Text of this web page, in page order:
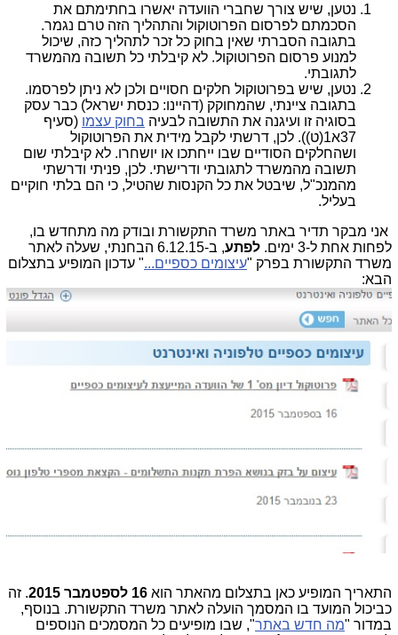
נטען, שיש צורך שחברי הוועדה יאשרו בחתימתם את
הסכמתם לפרסום הפרוטוקול והתהליך הזה טרם נגמר.
בתגובה הסברתי שאין בחוק כל זכר לתהליך כזה, שיכול
למנוע פרסום הפרוטוקול. לא קיבלתי כל תשובה מהמשרד
לתגובתי.
נטען, שיש בפרוטוקול חלקים חסויים ולכן לא ניתן לפרסמו.
בתגובה ציינתי, שהמחוקק (דהיינו: כנסת ישראל) כבר עסק
בסוגיה זו ועיגנה את התשובה לבעיה בחוק עצמו (סעיף
37א1(ט)). לכן, דרשתי לקבל מידית את הפרוטוקול
ושהחלקים הסודיים שבו ייחתכו או יושחרו. לא קיבלתי שום
תשובה מהמשרד לתגובתי ודרישתי. לכן, פניתי ודרשתי
מהמנכ"ל, שיבטל את כל הקנסות שהטיל, כי הם בלתי חוקיים
בעליל.
אני מבקר תדיר באתר משרד התקשורת ובודק מה מתחדש בו,
לפחות אחת ל-3 ימים.
לפתע
, ב-6.12.15 הבחנתי, שעלה לאתר
משרד התקשורת בפרק "עיצומים כספיים..." עדכון המופיע בתצלום
הבא:
התאריך המופיע כאן בתצלום מהאתר הוא 16 לספטמבר 2015
. זה
כביכול המועד בו המסמך הועלה לאתר משרד התקשורת. בנוסף,
במדור "מה חדש באתר", שבו מופיעים כל המסמכים הנוספים